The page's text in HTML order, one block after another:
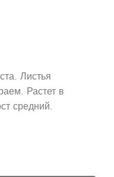
Листья
Растет в
средний.